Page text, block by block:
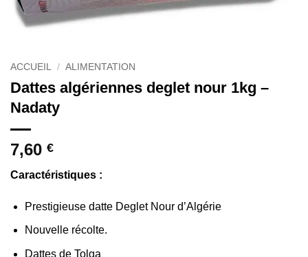
ACCUEIL / ALIMENTATION
Dattes algériennes deglet nour 1kg –
Nadaty
7,60 €
Caractéristiques :
Prestigieuse datte Deglet Nour d’Algérie
Nouvelle récolte.
Dattes de Tolga